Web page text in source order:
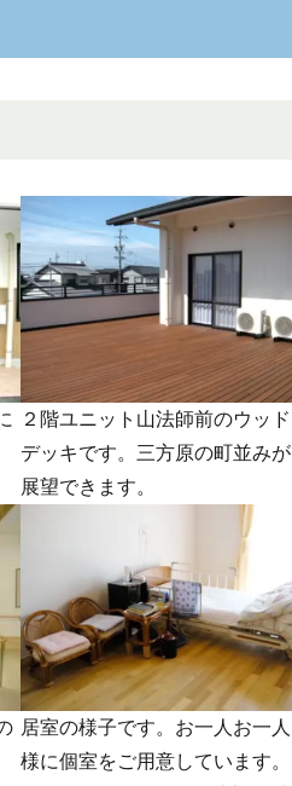
２階ユニット山法師前のウッド
デッキです。三方原の町並みが
展望できます。
居室の様子です。お一人お一人
様に個室をご用意しています。